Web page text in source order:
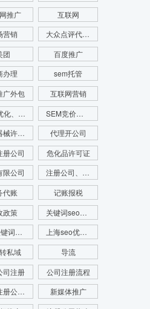
推广
互联网
营销
大众点评代运营
团
百度推广
办理
sem托管
广外包
互联网营销
SEO优化、SEO网站排名、网站排名
SEM竞价、SEM竞价排名、网站排名
医疗器械许可证代办
代理开公司
册公司
危化品许可证
限公司
注册公司、代理记账、注册财税公司、财务服务
代账
记账报税
政策
关键词seo优化
seo关键词优化费用
上海seo优化公司
私域
导流
司注册
公司注册流程
上海注册公司流程
新媒体推广